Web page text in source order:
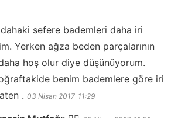
sefere bademleri daha iri
Yerken ağza beden parçalarının
hoş olur diye düşünüyorum.
benim bademlere göre iri
. 03 Nisan 2017 11:29